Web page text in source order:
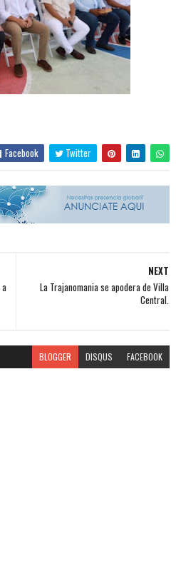
Facebook Twitter
NEXT
La Trajanomania se apodera de Villa
Central.
BLOGGER DISQUS FACEBOOK